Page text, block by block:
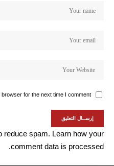
for the next time I comment.
reduce spam. Learn how your
comment data is processed.